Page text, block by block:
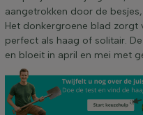
Breedte bij levering (cm)
Standplaats
Toepassing
aangetrokken door de
Het donkergroene blad zorgt
perfect als haag of solitair.
en bloeit in april en mei met